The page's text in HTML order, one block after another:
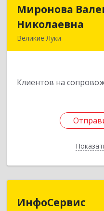
Миронова
Николаевна
Великие Луки
Клиентов на
ИнфоСервис